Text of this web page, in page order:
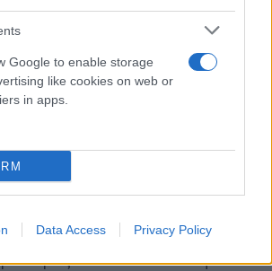
Google to enable storage
like cookies on web or
in apps.
Data Access Privacy Policy
στον Κώστα Κέκη θα